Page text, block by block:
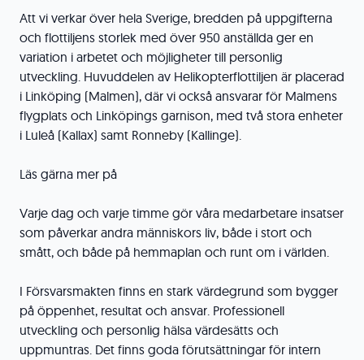
Att vi verkar över hela Sverige, bredden på uppgifterna
och flottiljens storlek med över 950 anställda ger en
variation i arbetet och möjligheter till personlig
utveckling. Huvuddelen av Helikopterflottiljen är placerad
i Linköping (Malmen), där vi också ansvarar för Malmens
flygplats och Linköpings garnison, med två stora enheter
i Luleå (Kallax) samt Ronneby (Kallinge).
Läs gärna mer på
Varje dag och varje timme gör våra medarbetare insatser
som påverkar andra människors liv, både i stort och
smått, och både på hemmaplan och runt om i världen.
I Försvarsmakten finns en stark värdegrund som bygger
på öppenhet, resultat och ansvar. Professionell
utveckling och personlig hälsa värdesätts och
uppmuntras. Det finns goda förutsättningar för intern